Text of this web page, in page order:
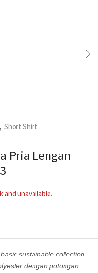
, Short Shirt
Pria Lengan
unavailable.
sustainable collection
dengan potongan